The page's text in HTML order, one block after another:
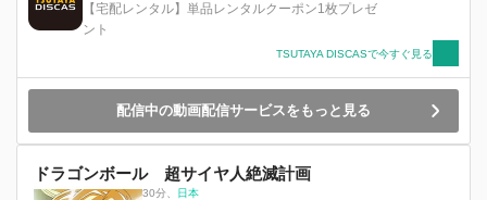
【宅配レンタル】単品レンタルクーポン1枚プレゼ
ント
TSUTAYA DISCASで今すぐ見る
配信中の動画配信サービスをもっと見る
ドラゴンボール 超サイヤ人絶滅計画
30分
日本